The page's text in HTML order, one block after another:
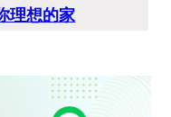
理想的家